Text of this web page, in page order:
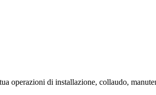
operazioni di installazione, collaudo,